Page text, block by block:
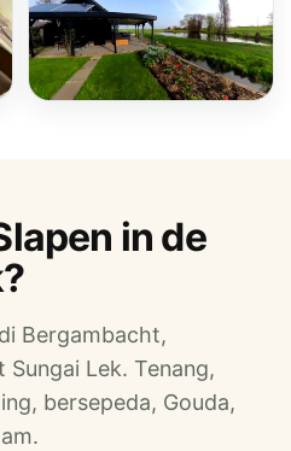
in de
Bergambacht,
Lek. Tenang,
bersepeda, Gouda,